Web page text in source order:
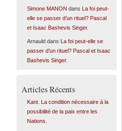
Simone MANON dans La foi peut-
elle se passer d’un rituel? Pascal
et Isaac Bashevis Singer.
Arnaulddans La foi peut-elle se
passer d’un rituel? Pascal et Isaac
Bashevis Singer.
Articles Récents
Kant. La condition nécessaire à la
possibilité de la paix entre les
Nations.